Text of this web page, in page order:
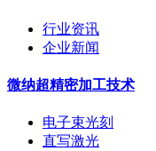
行业资讯
企业新闻
微纳超精密加工技术
电子束光刻
直写激光